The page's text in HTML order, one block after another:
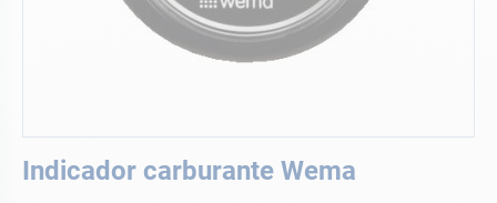
Indicador carburante Wema
al